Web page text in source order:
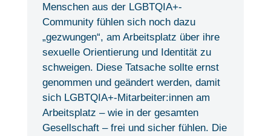
Menschen aus der LGBTQIA+-
Community fühlen sich noch dazu
„gezwungen“, am Arbeitsplatz über ihre
sexuelle Orientierung und Identität zu
schweigen. Diese Tatsache sollte ernst
genommen und geändert werden, damit
sich LGBTQIA+-Mitarbeiter:innen am
Arbeitsplatz – wie in der gesamten
Gesellschaft – frei und sicher fühlen. Die